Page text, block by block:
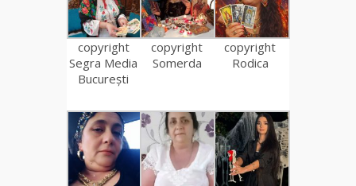
copyright
Segra Media
București
copyright
Somerda
copyright
Rodica